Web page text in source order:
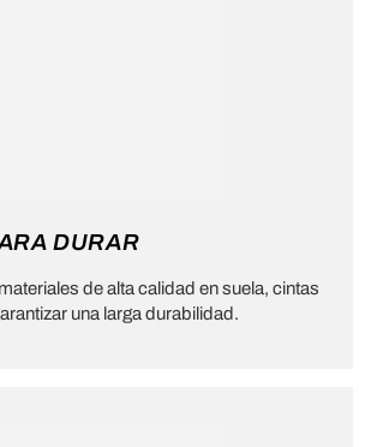
DURAR
de alta calidad en suela, cintas
una larga durabilidad.